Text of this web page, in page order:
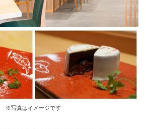
※写真はイメージです